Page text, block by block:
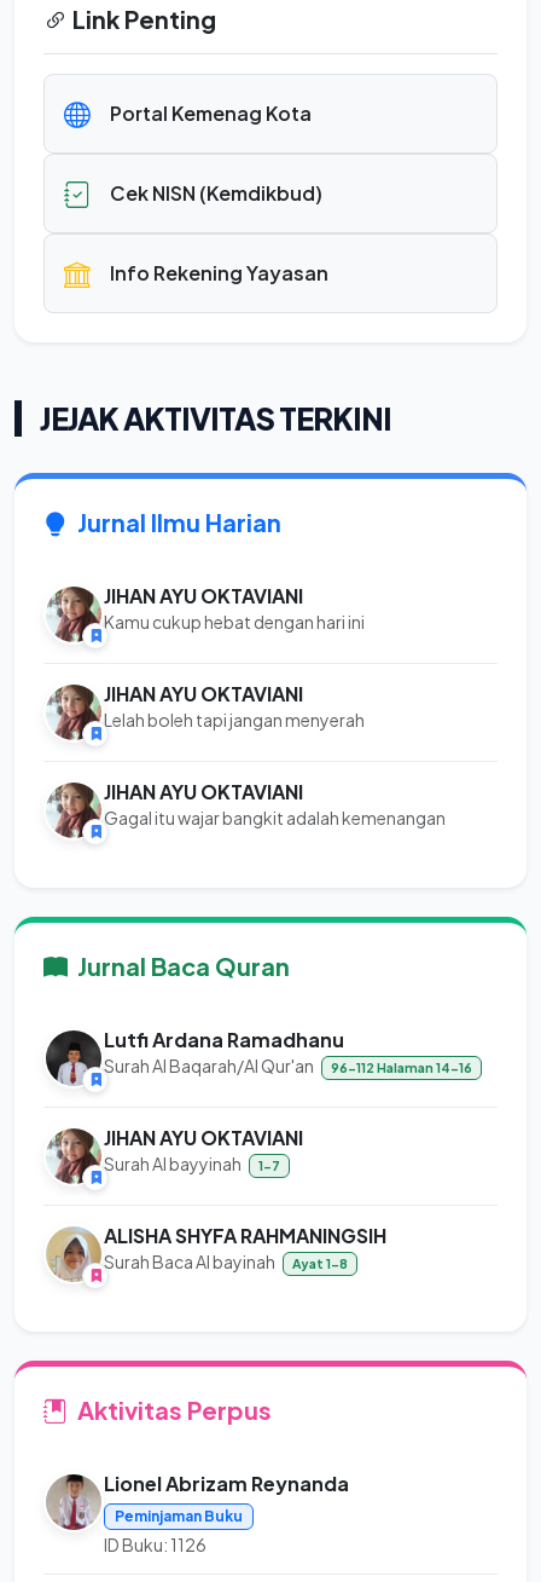
Link Penting
Portal Kemenag Kota
Cek NISN (Kemdikbud)
Info Rekening Yayasan
JEJAK AKTIVITAS TERKINI
Jurnal Ilmu Harian
JIHAN AYU OKTAVIANI
Kamu cukup hebat dengan hari ini
JIHAN AYU OKTAVIANI
Lelah boleh tapi jangan menyerah
JIHAN AYU OKTAVIANI
Gagal itu wajar bangkit adalah kemenangan
Jurnal Baca Quran
Lutfi Ardana Ramadhanu
Surah Al Baqarah/Al Qur'an 96-112 Halaman 14-16
JIHAN AYU OKTAVIANI
Surah Al bayyinah 1-7
ALISHA SHYFA RAHMANINGSIH
Surah Baca Al bayinah Ayat 1-8
Aktivitas Perpus
Lionel Abrizam Reynanda
Peminjaman Buku
ID Buku: 1126